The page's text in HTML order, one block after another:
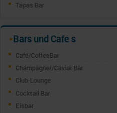
Tapas Bar
✦Bars und Cafe s
Café/CoffeeBar
Champagner/Caviar Bar
Club-Lounge
Cocktail Bar
Eisbar